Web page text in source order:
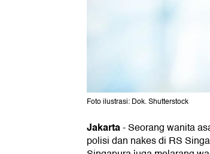
Foto ilustrasi: Dok. Shutterstock
Jakarta-Seorang wanita
polisi dan nakes di RS